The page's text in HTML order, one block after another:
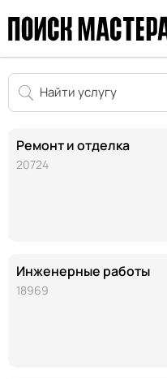
Ремонт и отделка
20724
Инженерные работы
18969